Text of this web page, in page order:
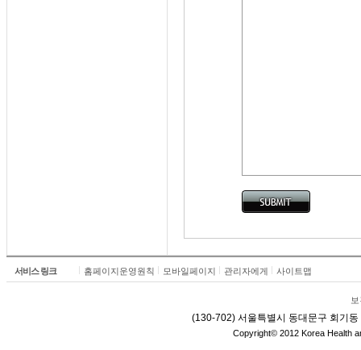
서비스 링크 홈페이지운영원칙 모바일페이지 관리자에게 사이트맵
(130-702) 서울특별시 동대문구 회기
Copyright© 2012 Korea Health